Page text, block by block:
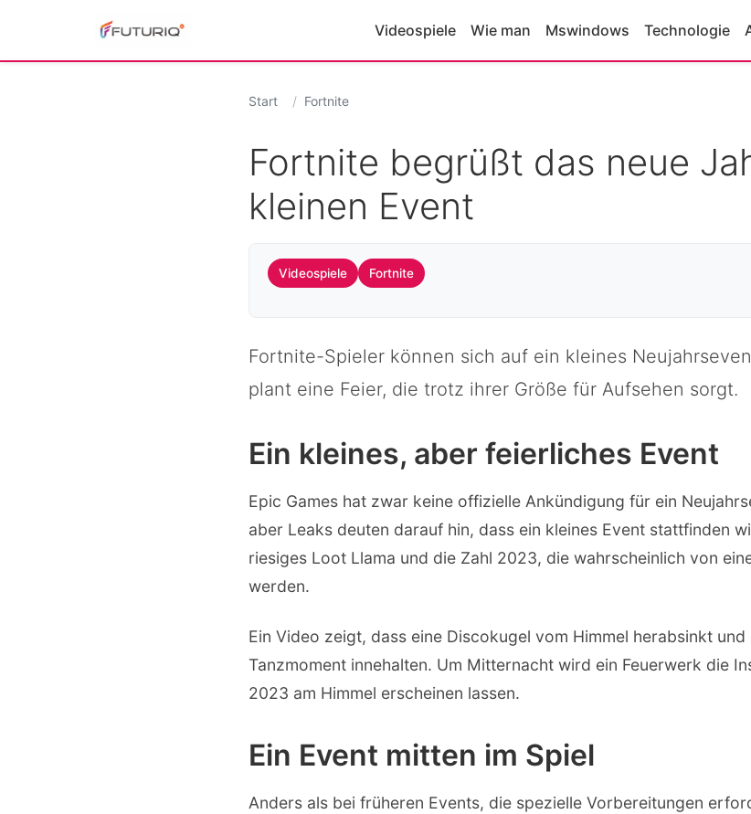
Videospiele Wie man Mswindows Technologie
Start Fortnite
Fortnite begrüßt das neue
kleinen Event
Videospiele Fortnite
Fortnite-Spieler können sich auf ein kleines
plant eine Feier, die trotz ihrer Größe für Aufsehen sorgt.
Ein kleines, aber feierliches Event
Epic Games hat zwar keine offizielle Ankündigung für ein
aber Leaks deuten darauf hin, dass ein kleines Event stattfinden
riesiges Loot Llama und die Zahl 2023, die wahrscheinlich von
werden.
Ein Video zeigt, dass eine Discokugel vom Himmel herabsinkt
Tanzmoment innehalten. Um Mitternacht wird ein Feuerwerk die
2023 am Himmel erscheinen lassen.
Ein Event mitten im Spiel
Anders als bei früheren Events, die spezielle Vorbereitungen